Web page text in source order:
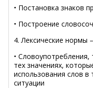
• Постановка знаков
• Построение
4. Лексические нормы
• Словоупотребления,
тех значениях,
использования слов
ситуации